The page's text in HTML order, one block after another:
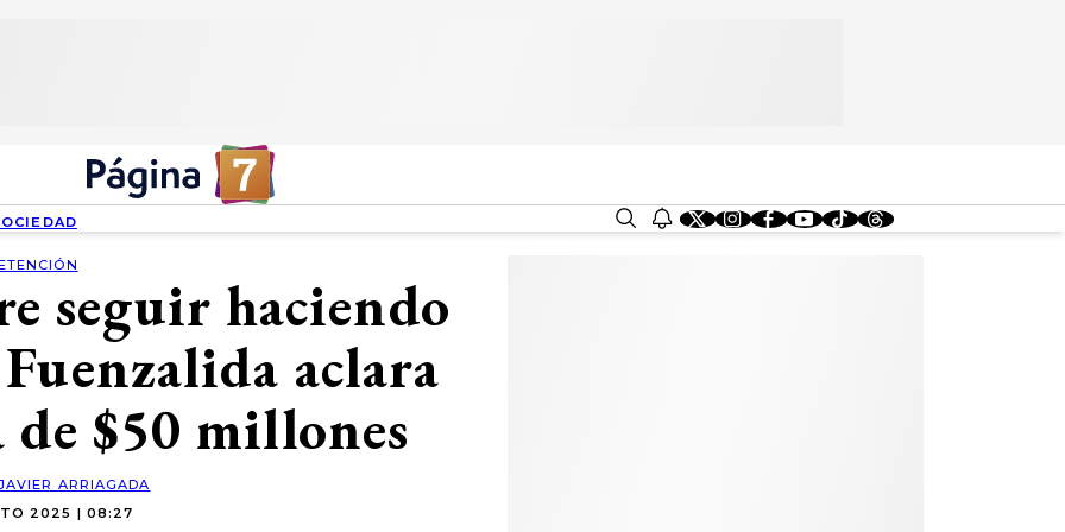
seguir haciendo
aclara
de $50 millones
ARRIAGADA
2025 | 08:27